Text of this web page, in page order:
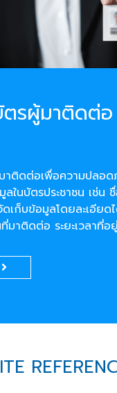
รผู้มาติดต่อ
าติดต่อเพื่อความปลอ
ในบัตรประชาชน เช่น
เก็บข้อมูลโดยละเอียด
าติดต่อ ระยะเวลาที่อ